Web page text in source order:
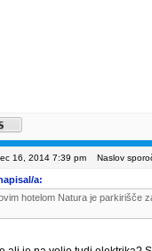
16, 2014 7:39 pm Naslov
a:
hotelom Natura je parkirišče